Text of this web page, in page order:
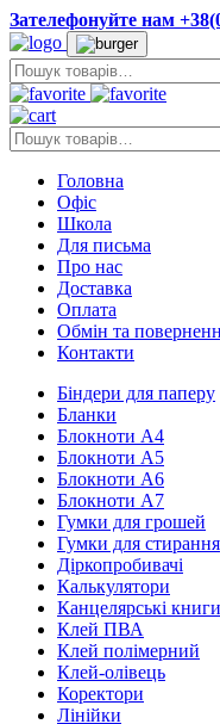
Зателефонуйте нам
Пошук:
Пошук:
Головна
Офіс
Школа
Для письма
Про нас
Доставка
Оплата
Обмін та
Контакти
Біндери для паперу
Бланки
Блокноти А4
Блокноти А5
Блокноти А6
Блокноти А7
Гумки для грошей
Гумки для стирання
Діркопробивачі
Калькулятори
Канцелярські книги
Клей ПВА
Клей полімерний
Клей-олівець
Коректори
Лінійки